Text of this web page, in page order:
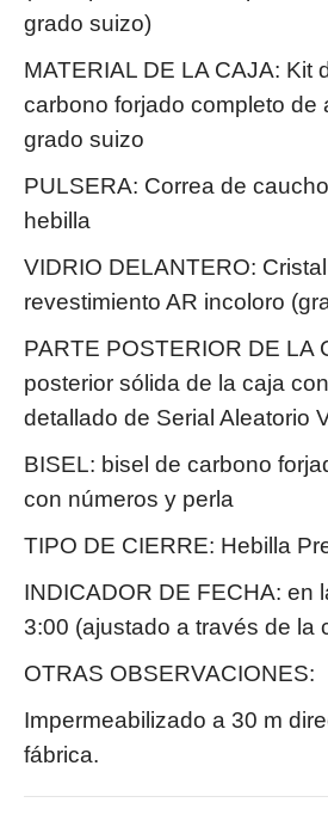
grado suizo)
MATERIAL DE LA CAJA: Kit
carbono forjado completo de
grado suizo
PULSERA: Correa de
hebilla
VIDRIO DELANTERO:
revestimiento AR incoloro
PARTE POSTERIOR DE LA
posterior sólida de la caja
detallado de Serial Aleatorio
BISEL: bisel de carbono
con números y perla
TIPO DE CIERRE: Hebilla
INDICADOR DE FECHA: en
3:00 (ajustado a través de la
OTRAS OBSERVACIONES:
Impermeabilizado a 30 m
fábrica.